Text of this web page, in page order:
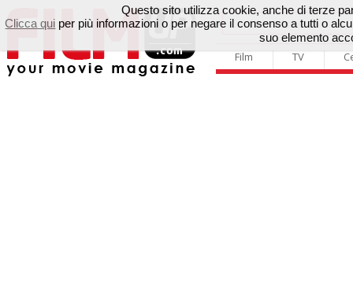
Film TV
Questo sito utilizza cookie, anche di terze
Clicca qui per più informazioni o per negare il consenso a tutti o
suo elemento